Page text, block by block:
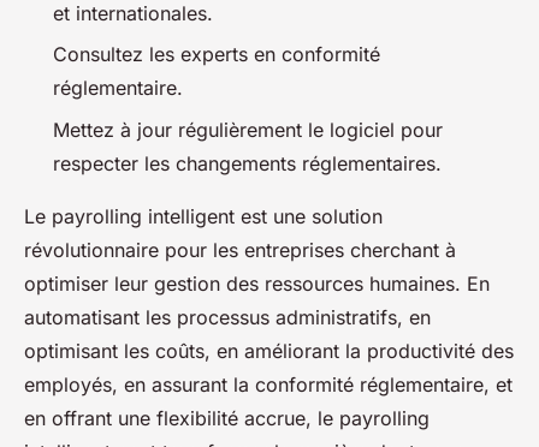
et internationales.
Consultez les experts en conformité
réglementaire.
Mettez à jour régulièrement le logiciel pour
respecter les changements réglementaires.
Le payrolling intelligent est une solution
révolutionnaire pour les entreprises cherchant à
optimiser leur gestion des ressources humaines. En
automatisant les processus administratifs, en
optimisant les coûts, en améliorant la productivité des
employés, en assurant la conformité réglementaire, et
en offrant une flexibilité accrue, le payrolling